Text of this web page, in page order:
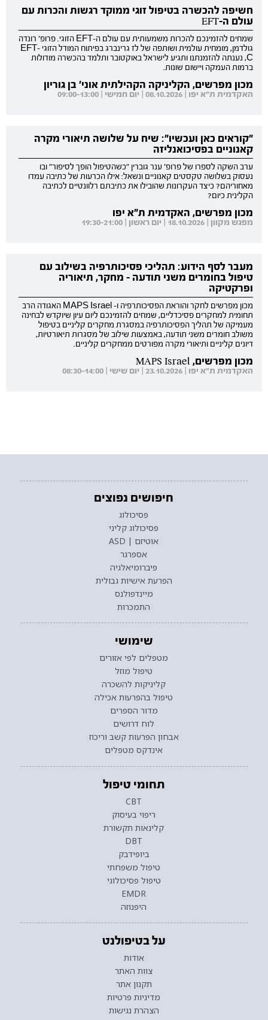
חשיפה להכשרה בטיפול זוגי ממוקד רגשות והכרות עם
עולם ה-EFT
שמחים להזמינכם להכרות משמעותית עם עולם ה-EFT הזוגי. פרופ' רונדה
גולדמן, מומחית עולמית ושותפה של לז גרינברג בפיתוח המודל הזוגי EFT-
C, נענתה להזמנתנו ותגיע לישראל באוקטובר ותלמד בהכשרה מודולות
ברמות העמקה ויישום שונות.
מכון מפרשים, הקליניקה הקהילתית אוני' בן גוריון
האקדמית ת"א יפו | 08.10.2026 | יום חמישי | 09:00-13:00
"קוראים כאן ועכשיו": שיח על שלושה תיאורי מקרה
קאנוניים בפסיכואנליזה
ערב השקה לספרו של פרופ' ענר גוברין "כשהטיפול הופך לסיפור" ובו
נעסוק בשלושה טקסטים קאנוניים ונשאל: אילו הכרעות של כתיבה עמדו
מאחוריהם? כיצד העקרונות שהובילו את כתיבתם רלוונטיים לכתיבה
הקלינית כיום?
מכון מפרשים, האקדמית ת"א יפו
מפגש מקוון | 18.10.2026 | יום ראשון | 19:30-21:00
מעבר לסף הידוע: תהליכי פסיכותרפיה בשילוב עם
טיפול בחומרים משני תודעה - מחקר, תיאוריה
ופרקטיקה
מכון מפרשים לחקר והוראת הפסיכותרפיה ו- MAPS Israel האגודה הרב
תחומית למחקרים פסיכדליים, שמחים להזמינכם ליום עיון שיוקדש לבחינה
מעמיקה של תהליך הפסיכותרפיה במסגרת מחקרים קליניים בטיפול
משולב חומרים משני תודעה, באמצעות שילוב של מסגרות תיאורטיות,
דיונים קליניים ותיאורי מקרה מפורטים ממחקרים קליניים.
מכון מפרשים, MAPS Israel
האקדמית ת"א יפו | 23.10.2026 | יום שישי | 08:30-14:00
חיפושים נפוצים
פסיכולוג
פסיכולוג קליני
אוטיזם | ASD
אספרגר
פיברומיאלגיה
הפרעת אישיות גבולית
מיינדפולנס
התמכרות
שימושי
מטפלים לפי אזורים
טיפול מוזל
קליניקות להשכרה
טיפול בהפרעות אכילה
מדור הספרים
לוח דרושים
אבחון הפרעות קשב וריכוז
אינדקס מטפלים
תחומי טיפול
CBT
ריפוי בעיסוק
קלינאות תקשורת
DBT
ביופידבק
טיפול משפחתי
טיפול פסיכולוגי
EMDR
היפנוזה
על בטיפולנט
אודות
צוות האתר
תקנון אתר
מדיניות פרטיות
הצהרת נגישות